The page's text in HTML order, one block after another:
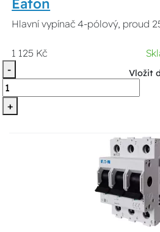
Eaton
Hlavní vypínač 4-pólový, proud
1 125 Kč
-
+
Vložit